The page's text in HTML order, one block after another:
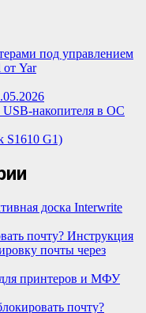
под управлением
Yar
USB-накопителя в ОС
S1610 G1)
доска Interwrite
почту? Инструкция
почты через
принтеров и МФУ
почту?